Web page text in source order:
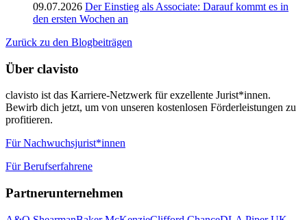
09.07.2026 Der Einstieg als Associate: Darauf kommt es in
den ersten Wochen an
Zurück zu den Blogbeiträgen
Über clavisto
clavisto ist das Karriere-Netzwerk für exzellente Jurist*innen.
Bewirb dich jetzt, um von unseren kostenlosen Förderleistungen zu
profitieren.
Für Nachwuchsjurist*innen
Für Berufserfahrene
Partnerunternehmen